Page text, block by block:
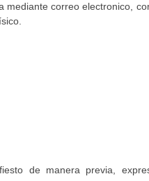
mediante correo electronico,
de manera previa,